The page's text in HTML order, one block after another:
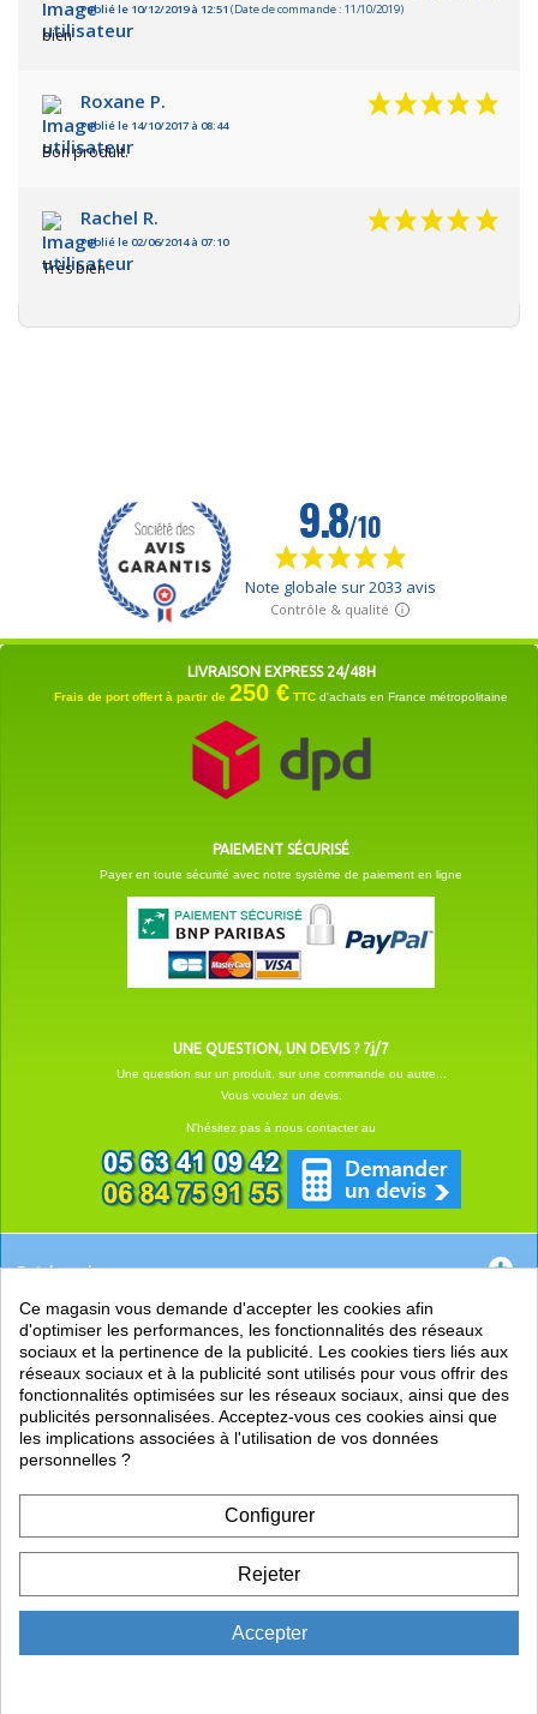
Publié le 10/12/2019 à 12:51 (Date de commande : 11/10/2019)
bien
Roxane P.
Publié le 14/10/2017 à 08:44
Bon produit.
Rachel R.
Publié le 02/06/2014 à 07:10
Très bien
LIVRAISON EXPRESS 24/48H
Frais de port offert à partir de 250 € TTC d'achats en France métropolitaine
PAIEMENT SÉCURISÉ
Payer en toute sécurité avec notre système de paiement en ligne
UNE QUESTION, UN DEVIS ? 7j/7
Une question sur un produit, sur une commande ou autre...
Vous voulez un devis.
N'hésitez pas à nous contacter au
Catégories
EN SAVOIR +
PRATIQUE
LIENS
Ce magasin vous demande d'accepter les cookies afin
d'optimiser les performances, les fonctionnalités des réseaux
sociaux et la pertinence de la publicité. Les cookies tiers liés aux
réseaux sociaux et à la publicité sont utilisés pour vous offrir des
fonctionnalités optimisées sur les réseaux sociaux, ainsi que des
publicités personnalisées. Acceptez-vous ces cookies ainsi que
les implications associées à l'utilisation de vos données
personnelles ?
Configurer
Rejeter
Accepter